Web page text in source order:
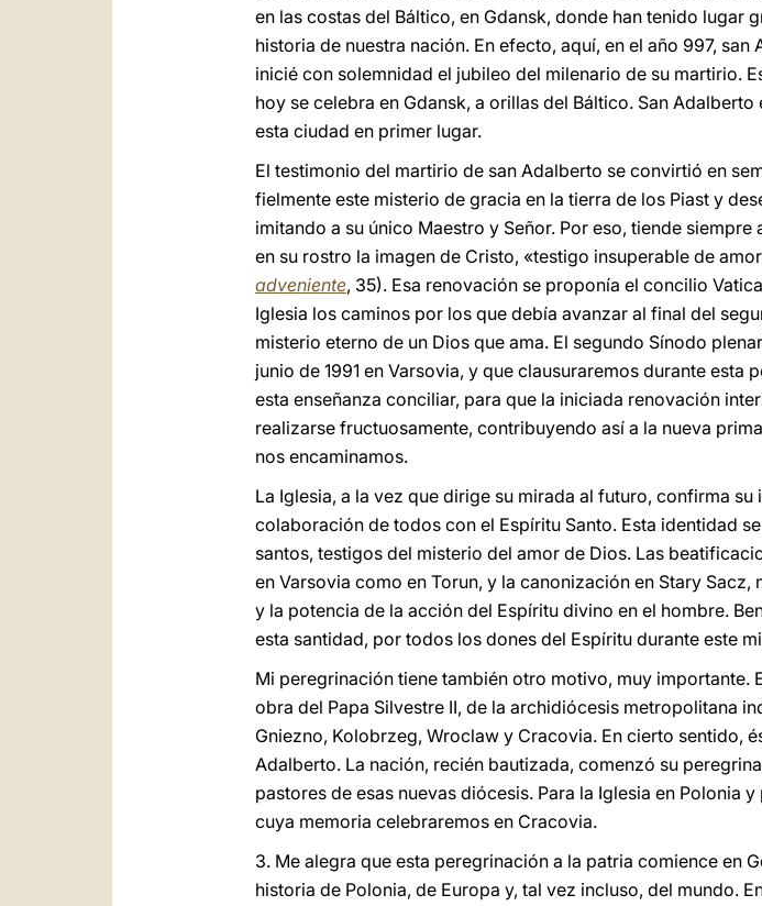
en las costas del Báltico, en Gdansk, donde han tenido lugar
historia de nuestra nación. En efecto, aquí, en el año 997,
inicié con solemnidad el jubileo del milenario de su martirio.
hoy se celebra en Gdansk, a orillas del Báltico. San
esta ciudad en primer lugar.
El testimonio del martirio de san Adalberto se convirtió en
fielmente este misterio de gracia en la tierra de los Piast y
imitando a su único Maestro y Señor. Por eso, tiende
en su rostro la imagen de Cristo, «testigo insuperable de
adveniente, 35). Esa renovación se proponía el concilio
Iglesia los caminos por los que debía avanzar al final del
misterio eterno de un Dios que ama. El segundo Sínodo
junio de 1991 en Varsovia, y que clausuraremos durante
esta enseñanza conciliar, para que la iniciada renovación
realizarse fructuosamente, contribuyendo así a la nueva
nos encaminamos.
La Iglesia, a la vez que dirige su mirada al futuro, confirma
colaboración de todos con el Espíritu Santo. Esta identidad
santos, testigos del misterio del amor de Dios. Las
en Varsovia como en Torun, y la canonización en Stary
y la potencia de la acción del Espíritu divino en el hombre.
esta santidad, por todos los dones del Espíritu durante este
Mi peregrinación tiene también otro motivo, muy importante.
obra del Papa Silvestre II, de la archidiócesis metropolitana
Gniezno, Kolobrzeg, Wroclaw y Cracovia. En cierto sentido,
Adalberto. La nación, recién bautizada, comenzó su
pastores de esas nuevas diócesis. Para la Iglesia en Polonia
cuya memoria celebraremos en Cracovia.
3. Me alegra que esta peregrinación a la patria comience en
historia de Polonia, de Europa y, tal vez incluso, del mundo.